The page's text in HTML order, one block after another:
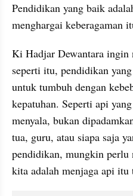
Pendidikan yang baik
menghargai keberagaman
Ki Hadjar Dewantara ingin
seperti itu, pendidikan
untuk tumbuh dengan
kepatuhan. Seperti api
menyala, bukan
tua, guru, atau siapa saja
pendidikan, mungkin perlu
kita adalah menjaga api itu